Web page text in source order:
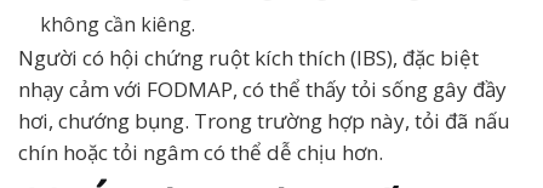
không cần kiêng.
Người có hội chứng ruột kích thích (IBS), đặc biệt
nhạy cảm với FODMAP, có thể thấy tỏi sống gây đầy
hơi, chướng bụng. Trong trường hợp này, tỏi đã nấu
chín hoặc tỏi ngâm có thể dễ chịu hơn.